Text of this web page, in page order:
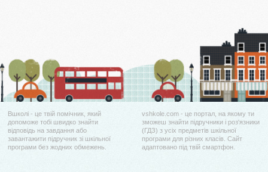
Вшколі - це твій помічник, який
допоможе тобі швидко знайти
відповідь на завдання або
завантажити підручник зі шкільної
програми без жодних обмежень.
vshkole.com - це портал, на якому ти
зможеш знайти підручники і роз'язники
(ГДЗ) з усіх предметів шкільної
програми для різних класів. Сайт
адаптовано під твій смартфон.